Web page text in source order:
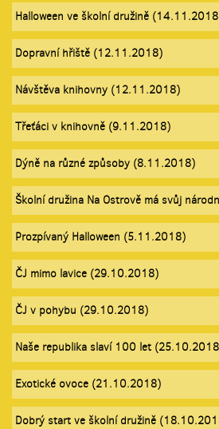
Halloween ve školní družině
Dopravní hřiště (12.11.2018)
Návštěva knihovny (12.11.2018)
Třeťáci v knihovně (9.11.2018)
Dýně na různé způsoby (8.11.2018)
Školní družina Na Ostrově má svůj
Prozpívaný Halloween (5.11.2018)
ČJ mimo lavice (29.10.2018)
ČJ v pohybu (29.10.2018)
Naše republika slaví 100 let
Exotické ovoce (21.10.2018)
Dobrý start ve školní družině